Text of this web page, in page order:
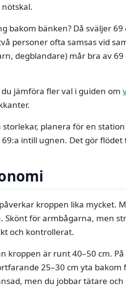
nötskal.
bakom bänken? Då sväljer
personer ofta samsas vid
degblandare) mår bra av
jämföra fler val i guiden om
planera för en
intill ugnen. Det gör flödet
kroppen lika mycket.
för armbågarna, men
och kontrollerat.
kroppen är runt 40–50 cm.
25–30 cm yta bakom
men du jobbar tätare och